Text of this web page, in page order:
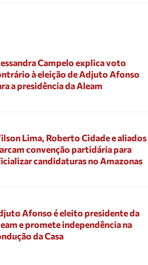
Campelo explica voto
à eleição de Adjuto Afonso
a presidência da Aleam
Lima, Roberto Cidade e aliados
convenção partidária para
candidaturas no Amazonas
Afonso é eleito presidente da
e promete independência na
da Casa